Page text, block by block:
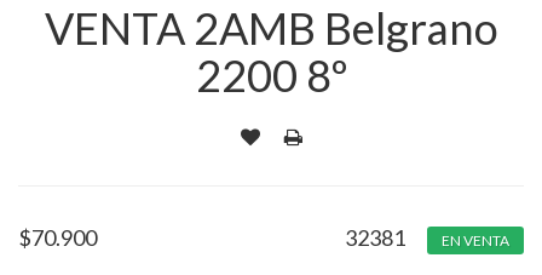
VENTA 2AMB Belgrano
2200 8º
$70.900 32381 EN VENTA